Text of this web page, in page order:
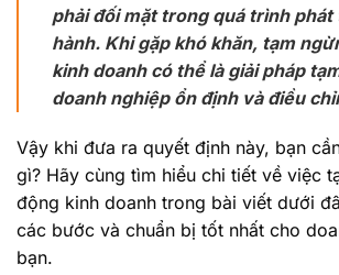
phải đối mặt trong quá trình
hành. Khi gặp khó khăn, tạm
kinh doanh có thể là giải pháp
doanh nghiệp ổn định và điều
Vậy khi đưa ra quyết định này, bạn
gì? Hãy cùng tìm hiểu chi tiết về việc
động kinh doanh trong bài viết dưới
các bước và chuẩn bị tốt nhất cho
bạn.